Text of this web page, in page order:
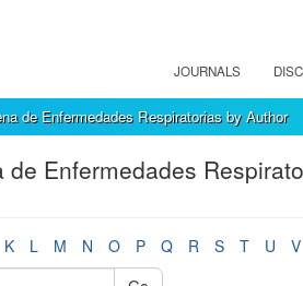
JOURNALS
de Enfermedades Respiratorias by Author
Enfermedades
K L M N O P Q R S T U V